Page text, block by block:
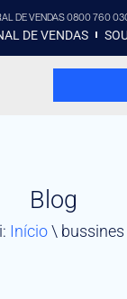
DE VENDAS 0800 760
DE VENDAS
Blog
Início\